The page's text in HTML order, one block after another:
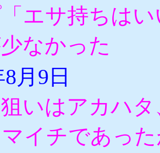
エサ持ちは
なかった
月9日
いはアカハ
イチであっ